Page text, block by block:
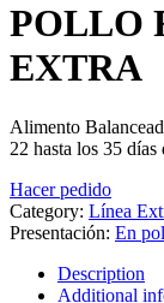
POLLO
EXTRA
Alimento
22 hasta los 35 días
Hacer pedido
Category: Línea
Presentación: En
Description
Additional